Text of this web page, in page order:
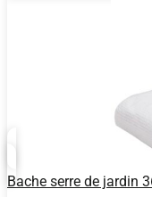
Bache serre de jardin